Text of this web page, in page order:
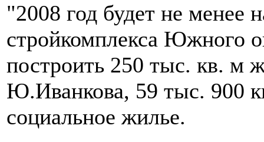
"2008 год будет не менее
стройкомплекса Южного
построить 250 тыс. кв. м
Ю.Иванкова, 59 тыс. 900
социальное жилье.